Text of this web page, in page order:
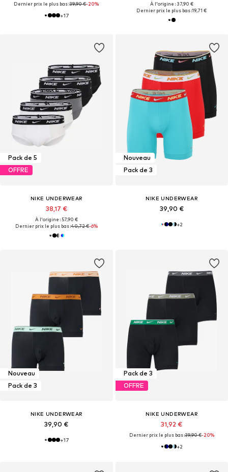
Dernier prix le plus bas :39,90 €-20%
+17
À l'origine : 37,90 €
Dernier prix le plus bas :19,71 €
Pack de 5
OFFRE
NIKE UNDERWEAR
38,17 €
À l'origine : 57,90 €
Dernier prix le plus bas :40,72 €-6%
Nouveau
Pack de 3
NIKE UNDERWEAR
39,90 €
+2
Nouveau
Pack de 3
NIKE UNDERWEAR
39,90 €
+17
Pack de 3
OFFRE
NIKE UNDERWEAR
31,92 €
Dernier prix le plus bas :39,90 €-20%
+2